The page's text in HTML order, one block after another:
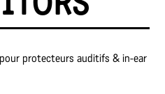
protecteurs auditifs & in-ear